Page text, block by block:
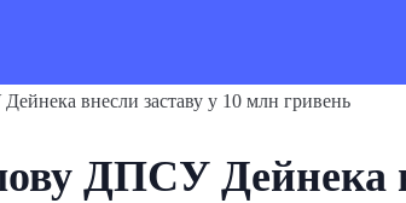
ДПСУ Дейнека